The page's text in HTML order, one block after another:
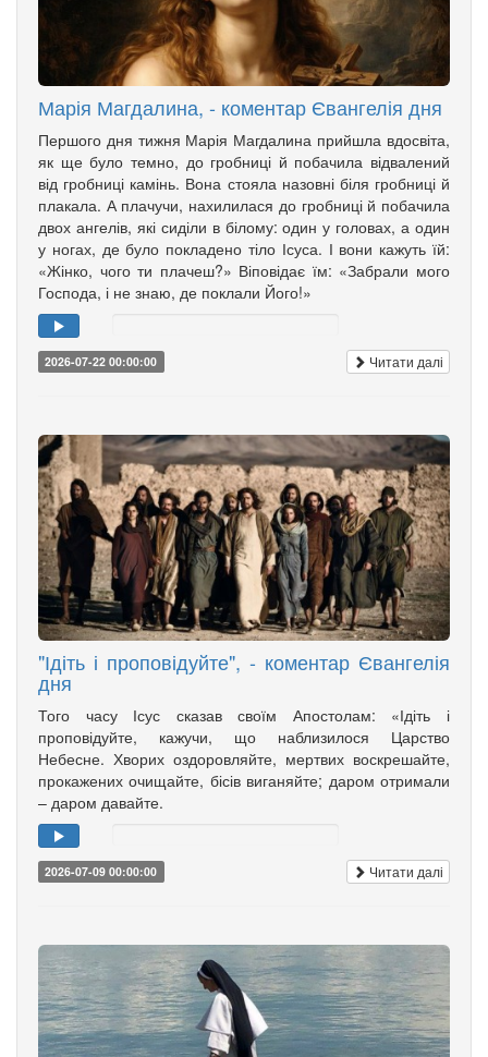
Марія Магдалина, - коментар Євангелія дня
Першого дня тижня Марія Магдалина прийшла вдосвіта,
як ще було темно, до гробниці й побачила відвалений
від гробниці камінь. Вона стояла назовні біля гробниці й
плакала. А плачучи, нахилилася до гробниці й побачила
двох ангелів, які сиділи в білому: один у головах, а один
у ногах, де було покладено тіло Ісуса. І вони кажуть їй:
«Жінко, чого ти плачеш?» Віповідає їм: «Забрали мого
Господа, і не знаю, де поклали Його!»
2026-07-22 00:00:00 Читати далі
"Ідіть і проповідуйте", - коментар Євангелія
дня
Того часу Ісус сказав своїм Апостолам: «Ідіть і
проповідуйте, кажучи, що наблизилося Царство
Небесне. Хворих оздоровляйте, мертвих воскрешайте,
прокажених очищайте, бісів виганяйте; даром отримали
– даром давайте.
2026-07-09 00:00:00 Читати далі